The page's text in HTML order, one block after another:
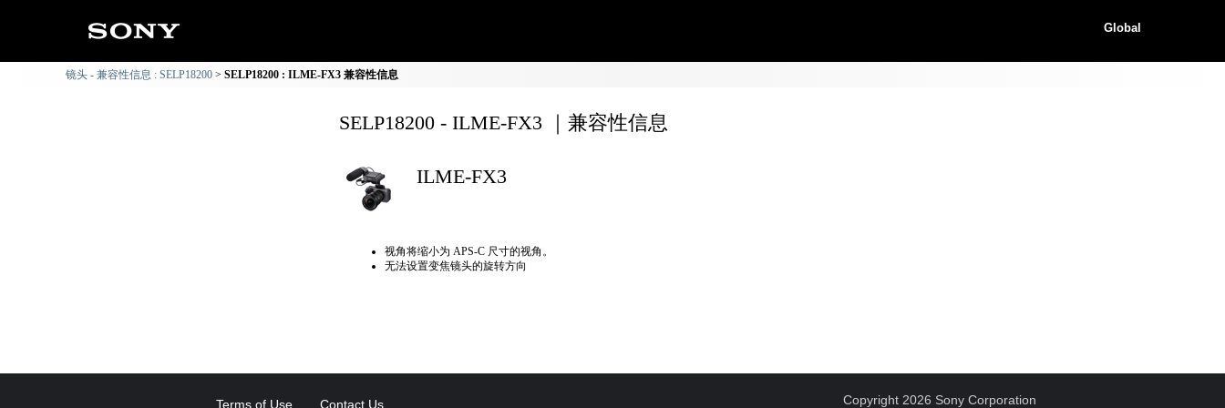
Global
镜头 - 兼容性信息 : SELP18200 SELP18200 : ILME-FX3 兼容性信息
SELP18200 - ILME-FX3 ｜兼容性信息
ILME-FX3
视角将缩小为 APS-C 尺寸的视角。
无法设置变焦镜头的旋转方向
Terms of Use Contact Us Copyright 2026 Sony Corporation